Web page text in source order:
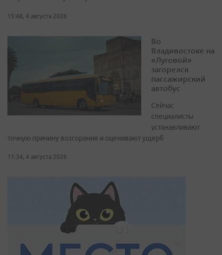
15:48, 4 августа 2026
Во
Владивостоке на
«Луговой»
загорелся
пассажирский
автобус
Сейчас
специалисты
устанавливают
точную причину возгорания и оценивают ущерб
11:34, 4 августа 2026